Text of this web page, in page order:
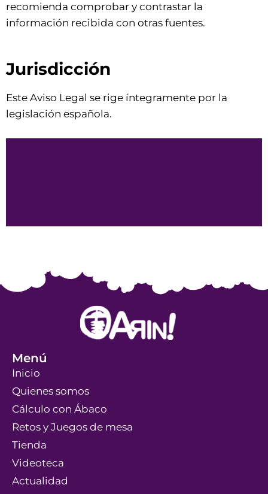
recomienda comprobar y contrastar la
información recibida con otras fuentes.
Jurisdicción
Este Aviso Legal se rige íntegramente por la
legislación española.
Menú
Inicio
Quienes somos
Cálculo con Ábaco
Retos y Juegos de mesa
Tienda
Videoteca
Actualidad